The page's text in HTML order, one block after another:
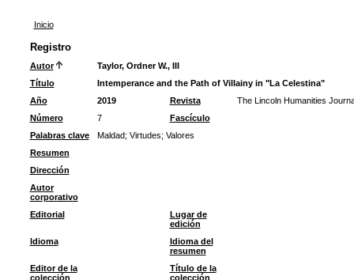
Inicio
Registro
Autor
Taylor, Ordner W., III
Título
Intemperance and the Path of Villainy in "La Celestina"
Año
2019 Revista
The Lincoln Humanities
Número
7
Fascículo
Palabras clave
Maldad; Virtudes; Valores
Resumen
Dirección
Autor
corporativo
Editorial
Lugar de
edición
Idioma
Idioma del
resumen
Editor de la
colección
Título de la
colección